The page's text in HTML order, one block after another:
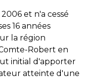
et n'a cessé
16 années
la région
Robert en
initial d'apporter
atteinte d'une